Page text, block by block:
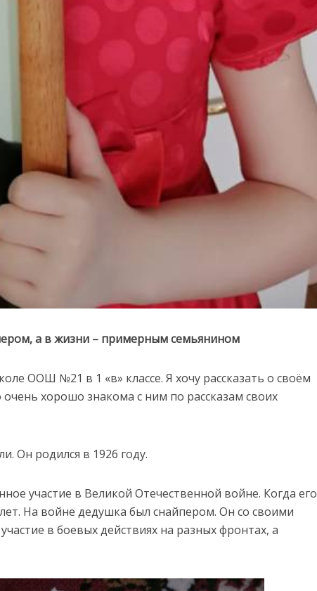
а в жизни – примерным семьянином
ООШ №21 в 1 «в» классе. Я хочу рассказать о своём
хорошо знакома с ним по рассказам своих
Он родился в 1926 году.
участие в Великой Отечественной войне. Когда его
На войне дедушка был снайпером. Он со своими
в боевых действиях на разных фронтах, а